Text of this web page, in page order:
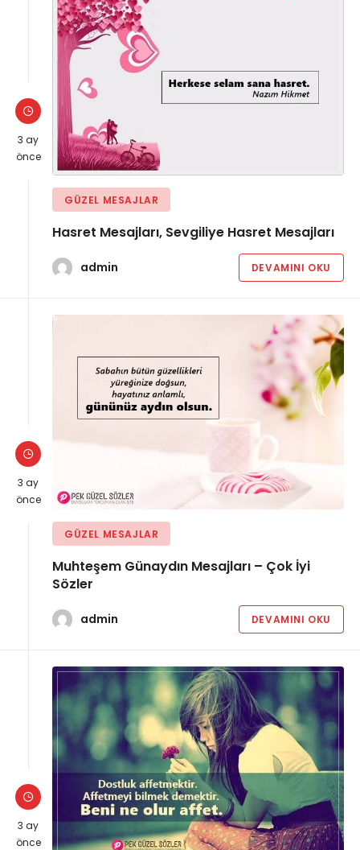
3 ay
önce
GÜZEL MESAJLAR
Hasret Mesajları, Sevgiliye Hasret Mesajları
admin DEVAMINI OKU
3 ay
önce
GÜZEL MESAJLAR
Muhteşem Günaydın Mesajları – Çok İyi
Sözler
admin DEVAMINI OKU
3 ay
önce